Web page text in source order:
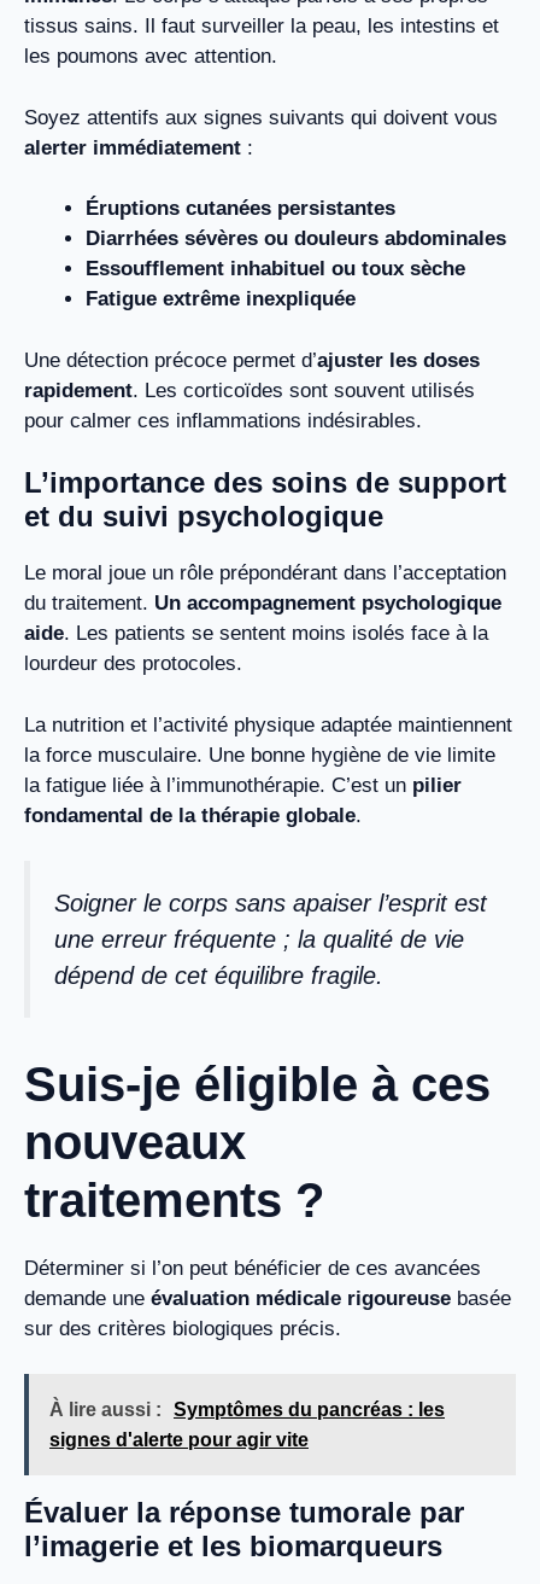
tissus sains. Il faut surveiller la peau, les intestins et
les poumons avec attention.
Soyez attentifs aux signes suivants qui doivent vous
alerter immédiatement :
Éruptions cutanées persistantes
Diarrhées sévères ou douleurs abdominales
Essoufflement inhabituel ou toux sèche
Fatigue extrême inexpliquée
Une détection précoce permet d’ajuster les doses
rapidement. Les corticoïdes sont souvent utilisés
pour calmer ces inflammations indésirables.
L’importance des soins de support
et du suivi psychologique
Le moral joue un rôle prépondérant dans l’acceptation
du traitement. Un accompagnement psychologique
aide. Les patients se sentent moins isolés face à la
lourdeur des protocoles.
La nutrition et l’activité physique adaptée maintiennent
la force musculaire. Une bonne hygiène de vie limite
la fatigue liée à l’immunothérapie. C’est un pilier
fondamental de la thérapie globale.
Soigner le corps sans apaiser l’esprit est
une erreur fréquente ; la qualité de vie
dépend de cet équilibre fragile.
Suis-je éligible à ces
nouveaux
traitements ?
Déterminer si l’on peut bénéficier de ces avancées
demande une évaluation médicale rigoureuse basée
sur des critères biologiques précis.
À lire aussi :
Symptômes du pancréas : les
signes d'alerte pour agir vite
Évaluer la réponse tumorale par
l’imagerie et les biomarqueurs